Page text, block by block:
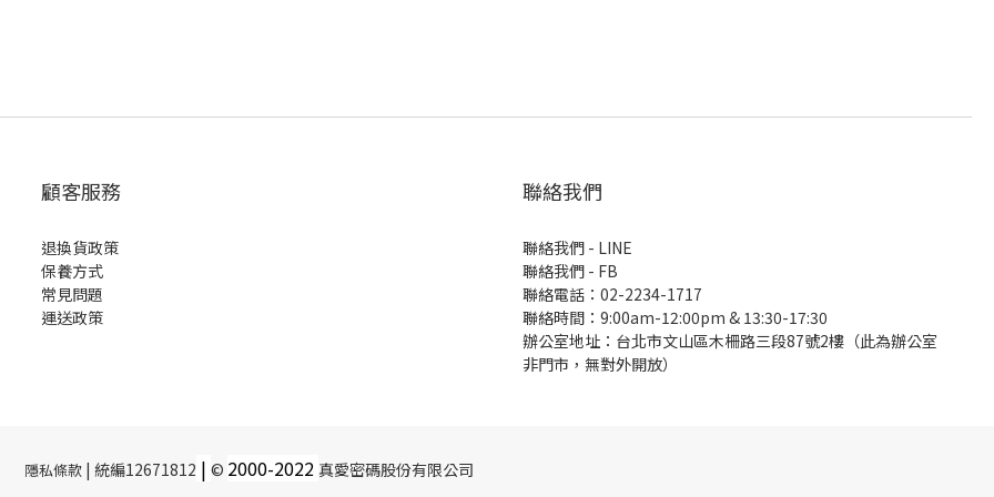
顧客服務
退換貨政策
保養方式
常見問題
運送政策
聯絡我們
聯絡我們 - LINE
聯絡我們 - FB
聯絡電話：02-2234-1717
聯絡時間：9:00am-12:00pm & 13:30-17:30
辦公室地址：台北市文山區木柵路三段87號2樓（此為辦公室
非門市，無對外開放）
隱私條款| 統編12671812 | © 2000-2022 真愛密碼股份有限公司